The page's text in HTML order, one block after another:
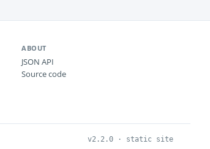
ABOUT
JSON API
Source code
v2.2.0 · static site